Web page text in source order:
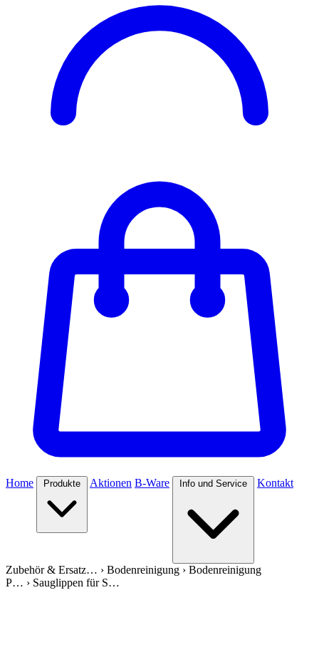
Home Produkte Aktionen B-Ware Info und Service Kontakt
Zubehör & Ersatz… › Bodenreinigung › Bodenreinigung
P… › Sauglippen für S…